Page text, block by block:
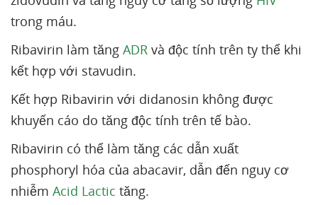
trong máu.
Ribavirin làm tăng ADR và độc tính trên ty thể khi
kết hợp với stavudin.
Kết hợp Ribavirin với didanosin không được
khuyến cáo do tăng độc tính trên tế bào.
Ribavirin có thể làm tăng các dẫn xuất
phosphoryl hóa của abacavir, dẫn đến nguy cơ
nhiễm Acid Lactic tăng.